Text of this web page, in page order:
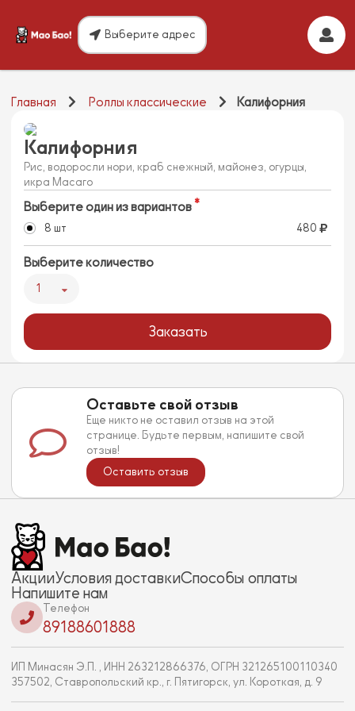
Выберите адрес
Главная Роллы классические Калифорния
Калифорния
Рис, водоросли нори, краб снежный, майонез, огурцы,
икра Масаго
Выберите один из вариантов
8 шт 480
Выберите количество
1
Заказать
Оставьте свой отзыв
Еще никто не оставил отзыв на этой
странице. Будьте первым, напишите свой
отзыв!
Оставить отзыв
АкцииУсловия доставкиСпособы оплаты
Напишите нам
Телефон
89188601888
ИП Минасян Э.П. , ИНН 263212866376, ОГРН 321265100110340
357502, Ставропольский кр., г. Пятигорск, ул. Короткая, д. 9